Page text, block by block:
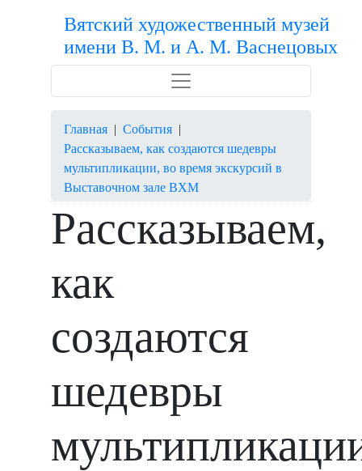
Вятский художественный музей
имени В. М. и А. М. Васнецовых
Главная | События |
Рассказываем, как создаются шедевры
мультипликации, во время экскурсий в
Выставочном зале ВХМ
Рассказываем,
как
создаются
шедевры